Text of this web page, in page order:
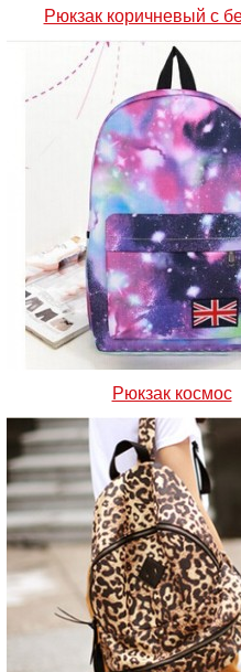
Рюкзак коричневый с
Рюкзак космос